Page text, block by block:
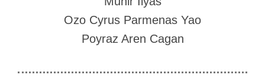
Ozo Cyrus Parmenas Yao
Poyraz Aren Cagan